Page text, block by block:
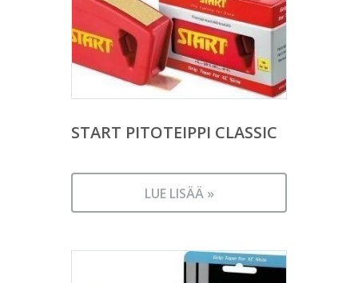
START PITOTEIPPI CLASSIC
LUE LISÄÄ »